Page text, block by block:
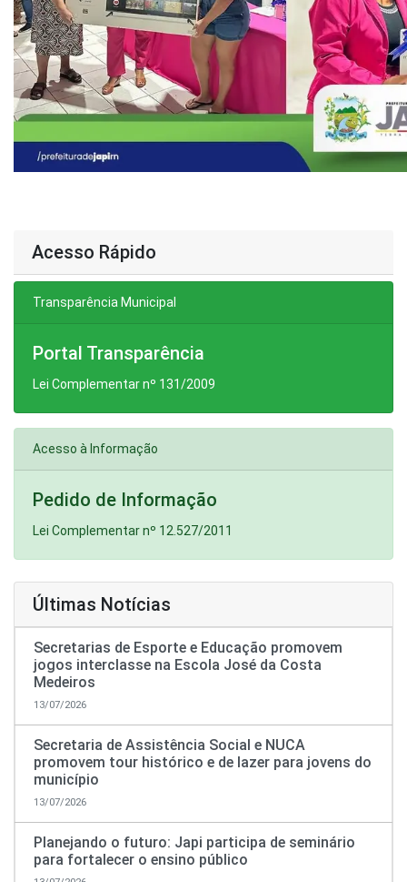
Acesso Rápido
Transparência Municipal
Portal Transparência
Lei Complementar nº 131/2009
Acesso à Informação
Pedido de Informação
Lei Complementar nº 12.527/2011
Últimas Notícias
Secretarias de Esporte e Educação promovem
jogos interclasse na Escola José da Costa
Medeiros
13/07/2026
Secretaria de Assistência Social e NUCA
promovem tour histórico e de lazer para jovens do
município
13/07/2026
Planejando o futuro: Japi participa de seminário
para fortalecer o ensino público